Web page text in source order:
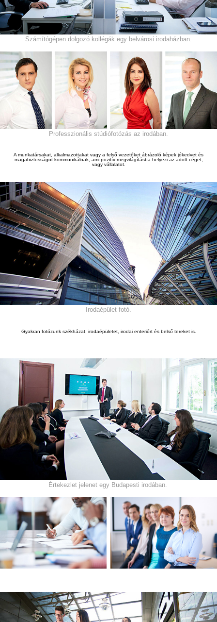
Számítógépen dolgozó kollégák egy belvárosi irodaházban.
Professzionális stúdiófotózás az irodában.
A munkatársakat, alkalmazottakat vagy a felső vezetőket ábrázoló képek jókedvet és
magabiztosságot kommunikálnak, ami pozitív megvilágításba helyezi az adott céget,
vagy vállalatot.
Irodaépület fotó.
Gyakran fotózunk székházat, irodaépületet, irodai enteriőrt és belsőtereket is.
Értekezlet jelenet egy Budapesti irodában.